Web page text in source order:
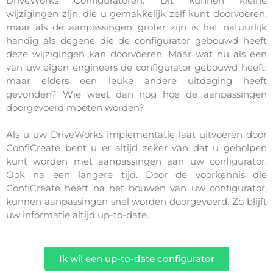
wijzigingen zijn, die u gemakkelijk zelf kunt doorvoeren,
maar als de aanpassingen groter zijn is het natuurlijk
handig als degene die de configurator gebouwd heeft
deze wijzigingen kan doorvoeren. Maar wat nu als een
van uw eigen engineers de configurator gebouwd heeft,
maar elders een leuke andere uitdaging heeft
gevonden? Wie weet dan nog hoe de aanpassingen
doorgevoerd moeten worden?
Als u uw DriveWorks implementatie laat uitvoeren door
ConfiCreate bent u er altijd zeker van dat u geholpen
kunt worden met aanpassingen aan uw configurator.
Ook na een langere tijd. Door de voorkennis die
ConfiCreate heeft na het bouwen van uw configurator,
kunnen aanpassingen snel worden doorgevoerd. Zo blijft
uw informatie altijd up-to-date.
Ik wil een up-to-date configurator